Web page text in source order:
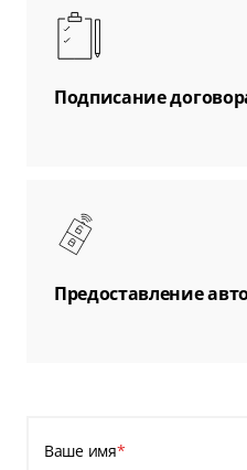
Подписание
Предоставление
Ваше имя*